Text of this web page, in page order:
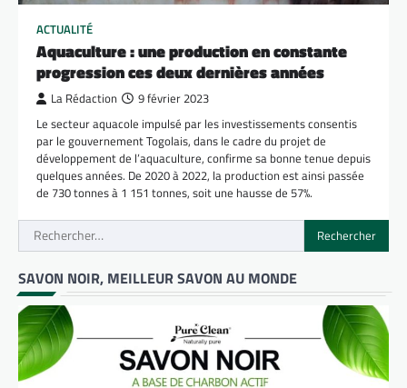
ACTUALITÉ
Aquaculture : une production en constante
progression ces deux dernières années
La Rédaction 9 février 2023
Le secteur aquacole impulsé par les investissements consentis
par le gouvernement Togolais, dans le cadre du projet de
développement de l’aquaculture, confirme sa bonne tenue depuis
quelques années. De 2020 à 2022, la production est ainsi passée
de 730 tonnes à 1 151 tonnes, soit une hausse de 57%.
Rechercher :
SAVON NOIR, MEILLEUR SAVON AU MONDE